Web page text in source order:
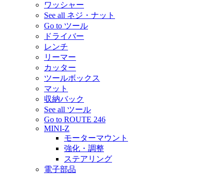
ワッシャー
See all ネジ・ナット
Go to ツール
ドライバー
レンチ
リーマー
カッター
ツールボックス
マット
収納バック
See all ツール
Go to ROUTE 246
MINI-Z
モーターマウント
強化・調整
ステアリング
電子部品